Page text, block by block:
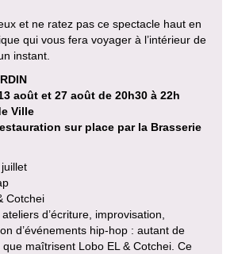
et ne ratez pas ce spectacle haut en
qui vous fera voyager à l’intérieur de
instant.
août et 27 août de 20h30 à 22h
Ville
sur place par la Brasserie
Cotchei
d’écriture, improvisation,
d’événements hip-hop : autant de
maîtrisent Lobo EL & Cotchei. Ce